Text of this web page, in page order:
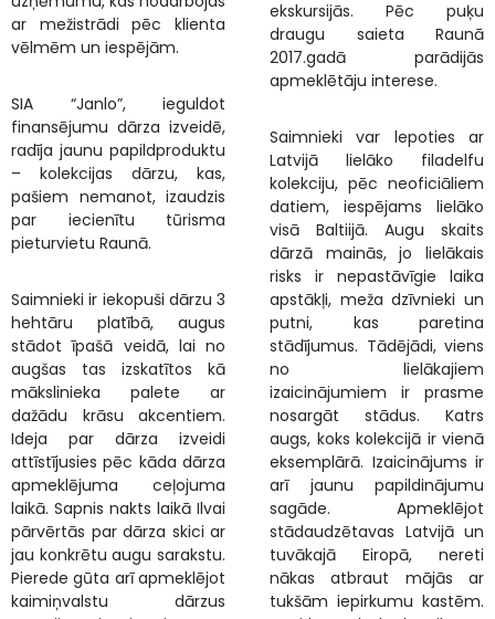
ar mežistrādi pēc klienta
vēlmēm un iespējām.
SIA “Janlo”, ieguldot
finansējumu dārza izveidē,
radīja jaunu papildproduktu
– kolekcijas dārzu, kas,
pašiem nemanot, izaudzis
par iecienītu tūrisma
pieturvietu Raunā.
Saimnieki ir iekopuši dārzu 3
hehtāru platībā, augus
stādot īpašā veidā, lai no
augšas tas izskatītos kā
mākslinieka palete ar
dažādu krāsu akcentiem.
Ideja par dārza izveidi
attīstījusies pēc kāda dārza
apmeklējuma ceļojuma
laikā. Sapnis nakts laikā Ilvai
pārvērtās par dārza skici ar
jau konkrētu augu sarakstu.
Pierede gūta arī apmeklējot
kaimiņvalstu dārzus
ekskursijās. Pēc puķu
draugu saieta Raunā
2017.gadā parādijās
apmeklētāju interese.
Saimnieki var lepoties ar
Latvijā lielāko filadelfu
kolekciju, pēc neoficiāliem
datiem, iespējams lielāko
visā Baltiijā. Augu skaits
dārzā mainās, jo lielākais
risks ir nepastāvīgie laika
apstākļi, meža dzīvnieki un
putni, kas paretina
stādījumus. Tādējādi, viens
no lielākajiem
izaicinājumiem ir prasme
nosargāt stādus. Katrs
augs, koks kolekcijā ir vienā
eksemplārā. Izaicinājums ir
arī jaunu papildinājumu
sagāde. Apmeklējot
stādaudzētavas Latvijā un
tuvākajā Eiropā, nereti
nākas atbraut mājās ar
tukšām iepirkumu kastēm.